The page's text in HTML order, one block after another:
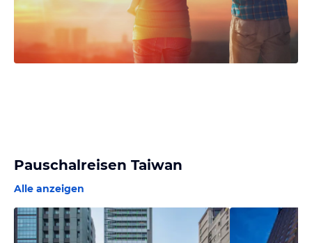
Pauschalreisen Taiwan
Alle anzeigen